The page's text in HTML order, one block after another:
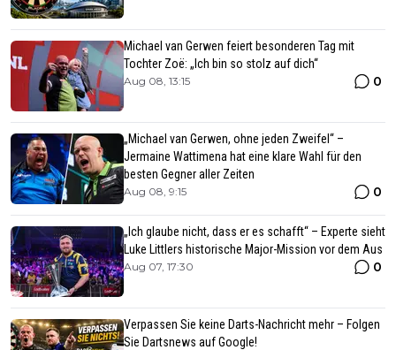
Michael van Gerwen feiert besonderen Tag mit
Tochter Zoë: „Ich bin so stolz auf dich“
Aug 08, 13:15 0
„Michael van Gerwen, ohne jeden Zweifel“ –
Jermaine Wattimena hat eine klare Wahl für den
besten Gegner aller Zeiten
Aug 08, 9:15 0
„Ich glaube nicht, dass er es schafft“ – Experte sieht
Luke Littlers historische Major-Mission vor dem Aus
Aug 07, 17:30 0
Verpassen Sie keine Darts-Nachricht mehr – Folgen
Sie Dartsnews auf Google!